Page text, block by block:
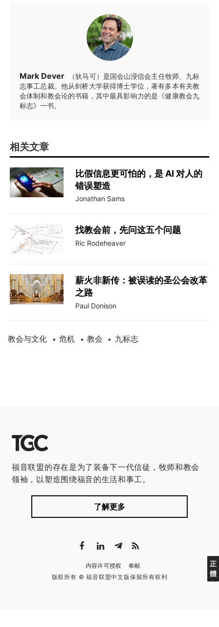
Mark Dever
（狄马可）是国会山浸信会主任牧师、九标
志事工总裁。他从剑桥大学获得博士学位，著有多本有关教
会体制和教会论的书籍，其中最具影响力的是《健康教会九
标志》一书。
相关文章
比假信息更可怕的，是 AI 对人的
错误塑造
Jonathan Sams
找教会前，先问这五个问题
Ric Rodeheaver
薪火非新传：被误读的圣公会改革
之路
Paul Donison
教会与文化 • 危机 • 教会 • 九标志
正
體
福音联盟的存在是为了装备下一代信徒，牧师和教会
领袖，以塑造围绕福音的生活和事工。
了解更多
内容许可授权
奉献
版权所有 © 福音联盟中文版保留所有权利